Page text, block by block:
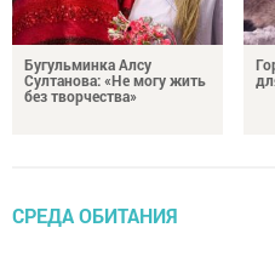
Бугульминка Алсу
Султанова: «Не могу жить
без творчества»
СРЕДА ОБИТАНИЯ